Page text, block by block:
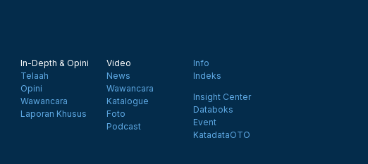
In-Depth & Opini
Telaah
Opini
Wawancara
Laporan Khusus
Video
News
Wawancara
Katalogue
Foto
Podcast
Info
Indeks
Insight Center
Databoks
Event
KatadataOTO